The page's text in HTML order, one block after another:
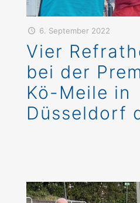
6. September 2022
Vier
bei der
Kö-Meile in
Düsseldorf